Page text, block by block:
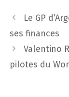
Navigation
des
Le GP
ses finances
Valentino
pilotes du